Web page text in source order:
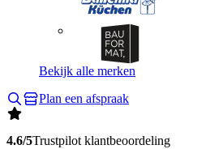
Bekijk alle merken
Plan een afspraak
4.6/5Trustpilot klantbeoordeling